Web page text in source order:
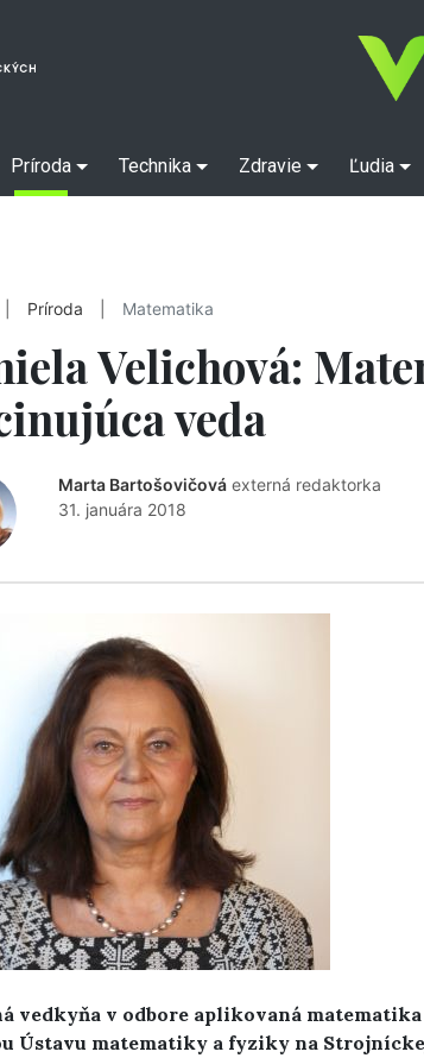
Príroda Technika Zdravie Ľudia
Príroda Matematika
Velichová:
veda
Marta Bartošovičová externá redaktorka
31. januára 2018
vedkyňa v odbore aplikovaná
Ústavu matematiky a fyziky na